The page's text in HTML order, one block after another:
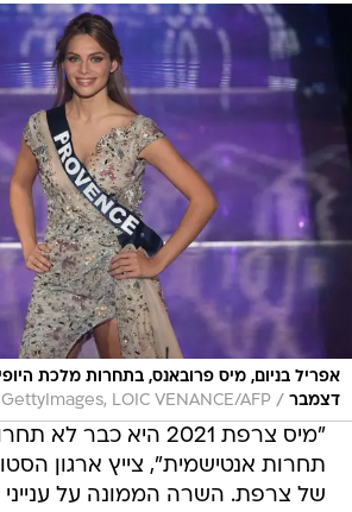
אפריל בניום, מיס פרובאנס, בתחרות מלכת
דצמבר /
GettyImages, LOIC VENANCE/AFP
"מיס צרפת 2021 היא כבר
תחרות אנטישמית", צייץ ארגון
של צרפת. השרה הממונה על ענייני